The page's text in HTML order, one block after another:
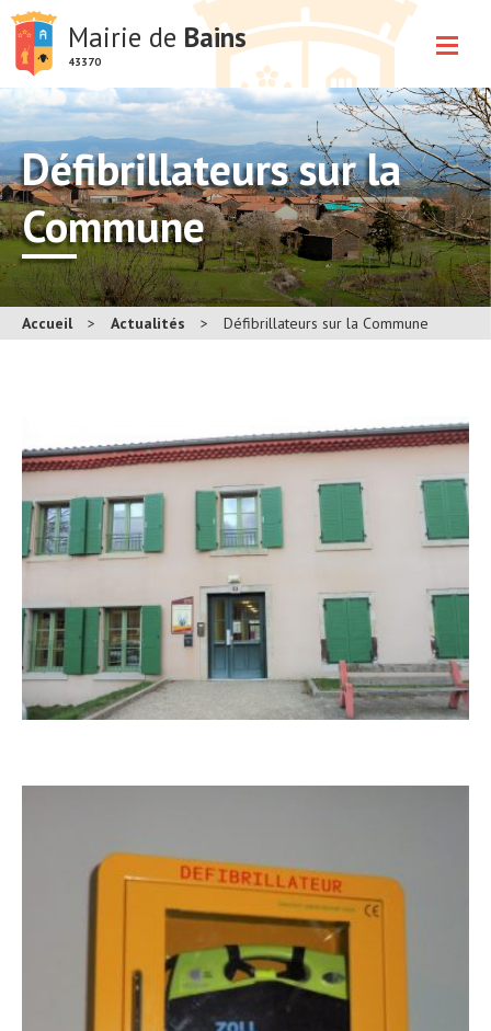
Mairie de Bains
43370
Défibrillateurs sur la
Commune
Accueil > Actualités > Défibrillateurs sur la Commune